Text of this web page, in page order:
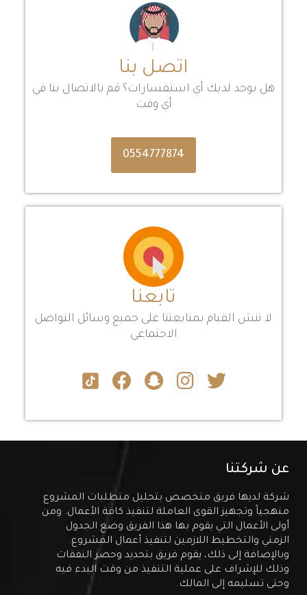
اتصل بنا
هل يوجد لديك أي استفسارات؟ قم بالاتصال بنا في
أي وقت
0554777874
تابعنا
لا تنسَ القيام بمتابعتنا على جميع وسائل التواصل
الاجتماعي
عن شركتنا
شركة لديها فريق متخصص بتحليل متطلبات المشروع
منهجياً وتجهيز القوى العاملة لتنفيذ كافة الأعمال. ومن
أولى الأعمال التي يقوم بها هذا الفريق وضع الجدول
الزمني والتخطيط اللازمين لتنفيذ أعمال المشروع.
وبالإضافة إلى ذلك، يقوم فريق بتحديد وحصر النفقات
وذلك للإشراف على عملية التنفيذ من وقت البدء فيه
وحتى تسليمه إلى المالك.